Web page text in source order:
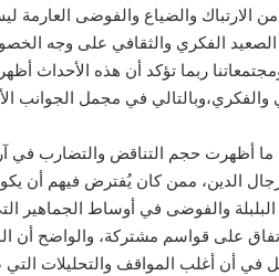
من الارتباك والضياع والفوضى
الصعيد الفكري والثقافي على وجه
ربما تؤكد أن هذه الأحداث
في مجمل الجوانب
أظهرت حجم التناقض والتضارب في
الدين، ممن كان يُفترض فيهم أن
والفوضى في أوساط الجماهير
على قواسم مشتركة، والواضح أن
في أن أغلب المواقف والتحليلات